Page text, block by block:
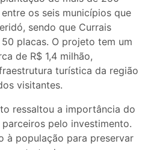
os seis municípios que
sendo que Currais
placas. O projeto tem um
de R$ 1,4 milhão,
turística da região
visitantes.
ressaltou a importância do
pelo investimento.
à população para preservar